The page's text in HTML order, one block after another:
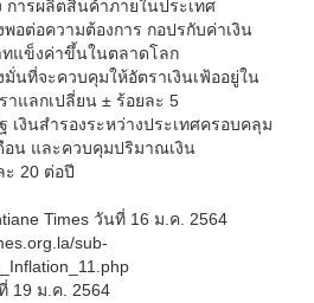
การผลิตสินค้าภายในประเทศ
พอต่อความต้องการ กอปรกับค่าเงิน
ทแข็งค่าขึ้นในตลาดโลก
นที่จะควบคุมให้อัตราเงินเฟ้ออยู่ใน
าแลกเปลี่ยน ± ร้อยละ 5
เงินสำรองระหว่างประเทศครอบคลุม
อน และควบคุมปริมาณเงิน
ะ 20 ต่อปี
Times วันที่ 16 ม.ค. 2564
sub-
19 ม.ค. 2564